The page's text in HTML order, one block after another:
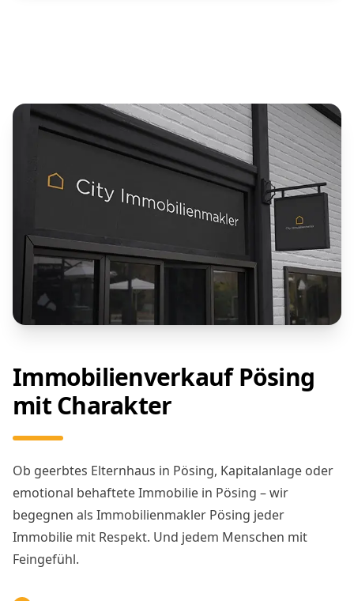
Immobilienverkauf Pösing
mit Charakter
Ob geerbtes Elternhaus in Pösing, Kapitalanlage oder
emotional behaftete Immobilie in Pösing – wir
begegnen als Immobilienmakler Pösing jeder
Immobilie mit Respekt. Und jedem Menschen mit
Feingefühl.